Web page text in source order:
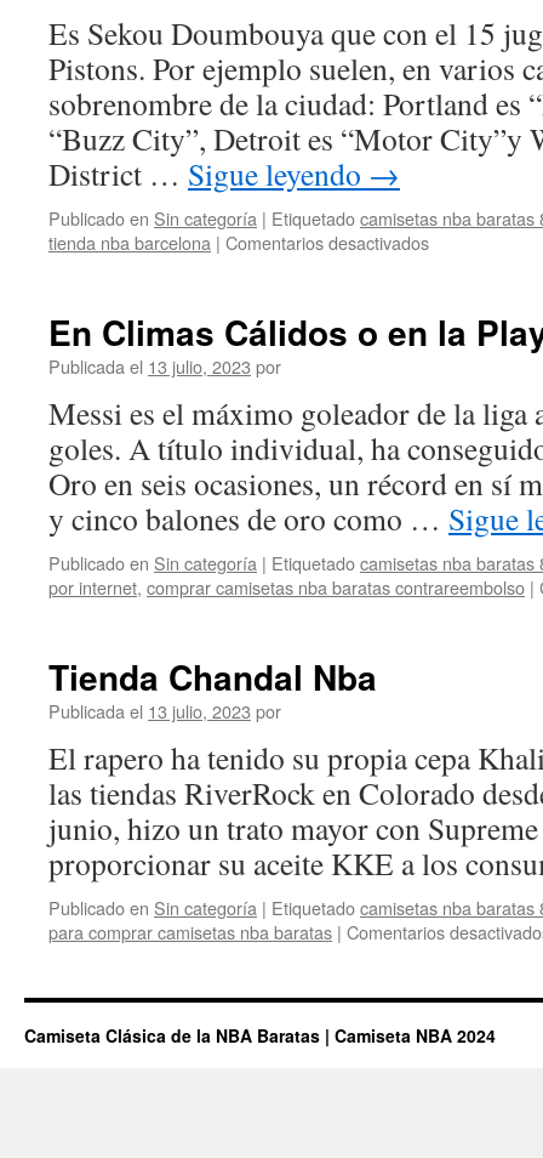
Es Sekou Doumbouya que con el 15
Pistons. Por ejemplo suelen, en varios
sobrenombre de la ciudad: Portland es
“Buzz City”, Detroit es “Motor City”y
District … Sigue leyendo →
Publicado en Sin categoría | Etiquetadocamisetas nba baratas
tienda nba barcelona | Comentarios desactivadosen
De
En Climas Cálidos o en la
Publicada el 13 julio, 2023 por
Messi es el máximo goleador de la liga
goles. A título individual, ha
Oro en seis ocasiones, un récord en sí
y cinco balones de oro como … Sigue
Publicado en Sin categoría | Etiquetadocamisetas nba baratas
por internet, comprar camisetas nba baratas contrareembolso |
Tienda Chandal Nba
Publicada el 13 julio, 2023 por
El rapero ha tenido su propia cepa
las tiendas RiverRock en Colorado
junio, hizo un trato mayor con
proporcionar su aceite KKE a los
Publicado en Sin categoría | Etiquetadocamisetas nba baratas
para comprar camisetas nba baratas | Comentarios
Camiseta Clásica de la NBA Baratas | Camiseta NBA 2024